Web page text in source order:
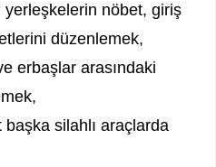
yerleşkelerin nöbet, giriş
düzenlemek,
erbaşlar arasındaki
başka silahlı araçlarda